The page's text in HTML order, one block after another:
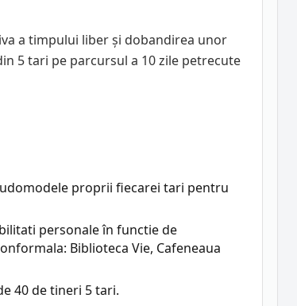
a timpului liber și dobandirea unor
5 tari pe parcursul a 10 zile petrecute
proprii fiecarei tari pentru
personale în functie de
Biblioteca Vie, Cafeneaua
40 de tineri 5 tari.